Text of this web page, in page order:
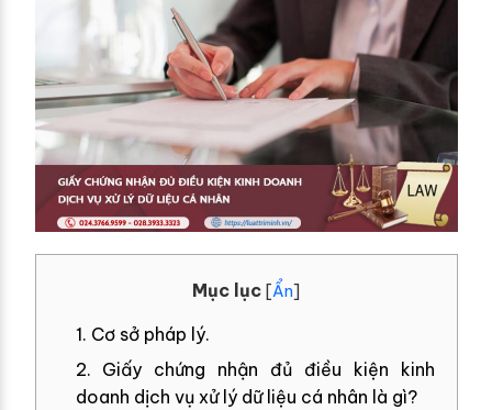
Mục lục [Ẩn]
1. Cơ sở pháp lý.
2. Giấy chứng nhận đủ điều kiện kinh
doanh dịch vụ xử lý dữ liệu cá nhân là gì?